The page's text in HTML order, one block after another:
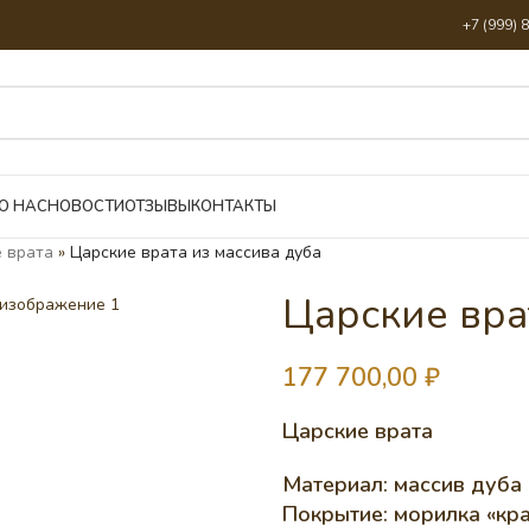
+7 (999)
НАСНОВОСТИОТЗЫВЫКОНТАКТЫ
врата » Царские врата из массива дуба
Царские
177 700,00 ₽
Царские врата
Материал: массив дуба
Покрытие: морилка